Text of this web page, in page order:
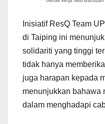
Inisiatif ResQ Team
di Taiping ini
solidariti yang tinggi
tidak hanya
juga harapan kepada
menunjukkan bahawa
dalam menghadapi